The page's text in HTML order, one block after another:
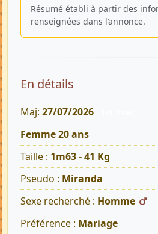
Résumé établi à partir des
renseignées dans l’annonce.
En détails
Maj: 27/07/2026
Femme 20 ans
Taille : 1m63 - 41 Kg
Pseudo : Miranda
Sexe recherché : Homme
Préférence : Mariage